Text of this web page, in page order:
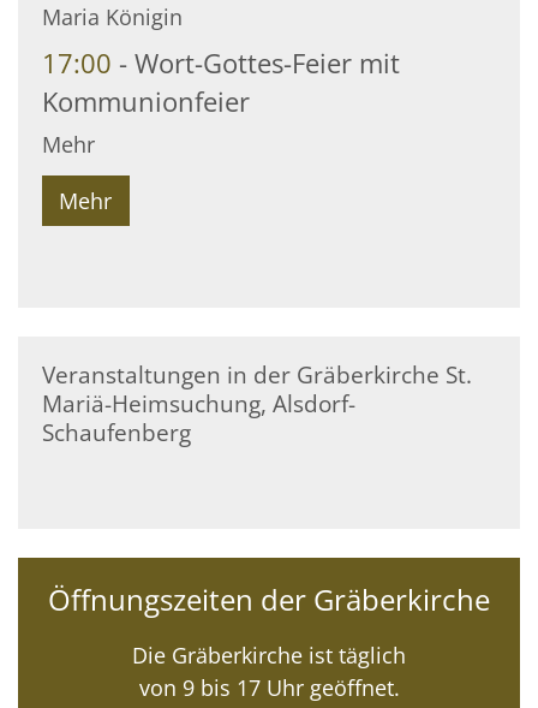
Maria Königin
17:00
Wort-Gottes-Feier mit
Kommunionfeier
Mehr
Mehr
Veranstaltungen in der Gräberkirche St.
Mariä-Heimsuchung, Alsdorf-
Schaufenberg
Öffnungszeiten der Gräberkirche
Die Gräberkirche ist täglich
von 9 bis 17 Uhr geöffnet.